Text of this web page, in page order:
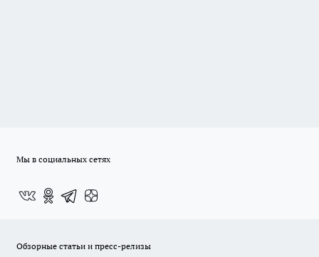
Мы в социальных сетях
Обзорные статьи и пресс-релизы